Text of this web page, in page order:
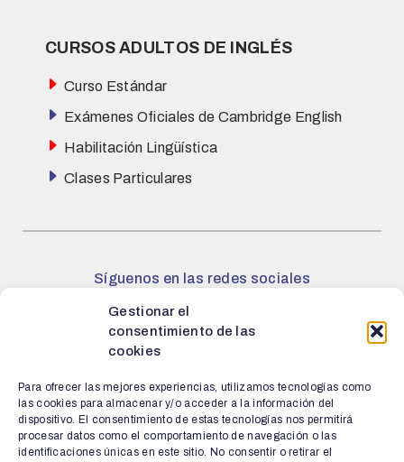
Gestionar el
consentimiento de las
cookies
Para ofrecer las mejores experiencias, utilizamos tecnologías como
las cookies para almacenar y/o acceder a la información del
dispositivo. El consentimiento de estas tecnologías nos permitirá
procesar datos como el comportamiento de navegación o las
identificaciones únicas en este sitio. No consentir o retirar el
CURSOS ADULTOS DE INGLÉS
Curso Estándar
Exámenes Oficiales de Cambridge English
Habilitación Lingüística
Clases Particulares
Síguenos en las redes sociales
Facebook
Instagram
X
Política de Cookies| Aviso Legal y Política de privacidad